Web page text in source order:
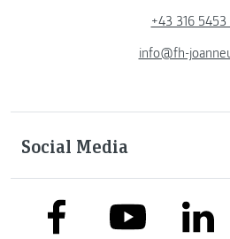
+43 316
info@fh-
Social Media
link to facebooklink to youtube